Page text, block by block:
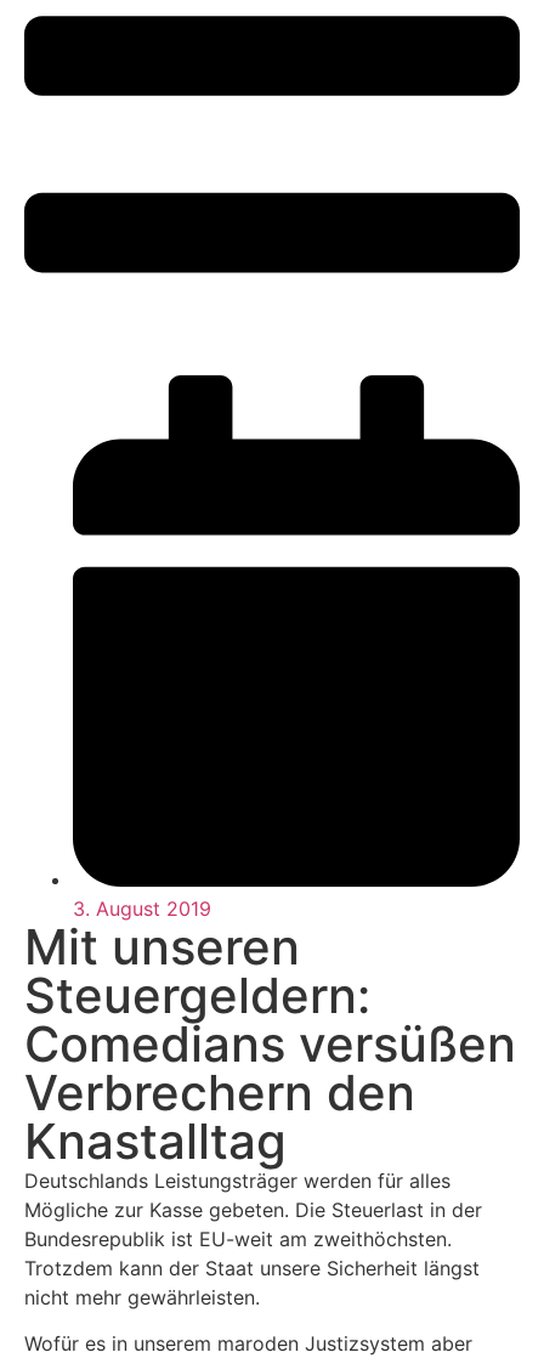
3. August 2019
Mit unseren
Steuergeldern:
Comedians versüßen
Verbrechern den
Knastalltag
Deutschlands Leistungsträger werden für alles
Mögliche zur Kasse gebeten. Die Steuerlast in der
Bundesrepublik ist EU-weit am zweithöchsten.
Trotzdem kann der Staat unsere Sicherheit längst
nicht mehr gewährleisten.
Wofür es in unserem maroden Justizsystem aber